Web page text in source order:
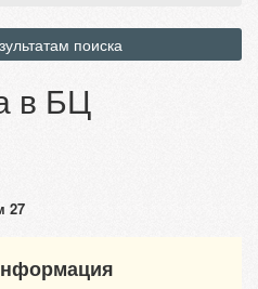
поиска
в БЦ
27